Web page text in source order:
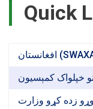
Quick
خپلواک کمېسیون
زده کړو وزارت